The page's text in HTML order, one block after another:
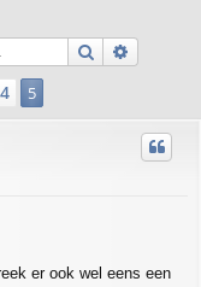
Search
4 5
er ook wel eens een